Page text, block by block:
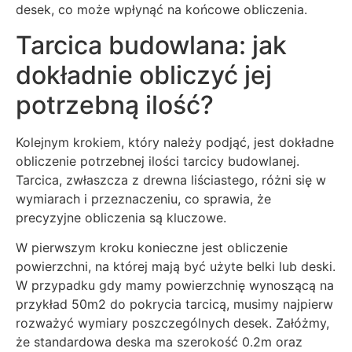
desek, co może wpłynąć na końcowe obliczenia.
Tarcica budowlana: jak
dokładnie obliczyć jej
potrzebną ilość?
Kolejnym krokiem, który należy podjąć, jest dokładne
obliczenie potrzebnej ilości tarcicy budowlanej.
Tarcica, zwłaszcza z drewna liściastego, różni się w
wymiarach i przeznaczeniu, co sprawia, że
precyzyjne obliczenia są kluczowe.
W pierwszym kroku konieczne jest obliczenie
powierzchni, na której mają być użyte belki lub deski.
W przypadku gdy mamy powierzchnię wynoszącą na
przykład 50m2 do pokrycia tarcicą, musimy najpierw
rozważyć wymiary poszczególnych desek. Załóżmy,
że standardowa deska ma szerokość 0.2m oraz